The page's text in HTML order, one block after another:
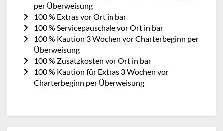
per Überweisung
100 % Extras vor Ort in bar
100 % Servicepauschale vor Ort in bar
100 % Kaution 3 Wochen vor Charterbeginn per
Überweisung
100 % Zusatzkosten vor Ort in bar
100 % Kaution für Extras 3 Wochen vor
Charterbeginn per Überweisung